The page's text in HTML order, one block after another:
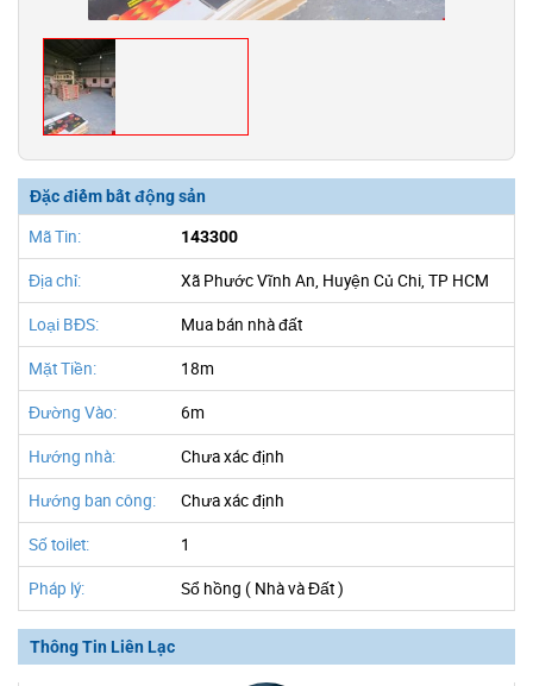
Đặc điểm bất động sản
Mã Tin: 143300
Địa chỉ: Xã Phước Vĩnh An, Huyện Củ Chi, TP HCM
Loại BĐS: Mua bán nhà đất
Mặt Tiền: 18m
Đường Vào: 6m
Hướng nhà: Chưa xác định
Hướng ban công: Chưa xác định
Số toilet: 1
Pháp lý: Sổ hồng ( Nhà và Đất )
Thông Tin Liên Lạc